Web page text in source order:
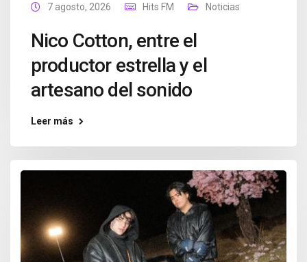
7 agosto, 2026 Hits FM Noticias
Nico Cotton, entre el
productor estrella y el
artesano del sonido
Leer más